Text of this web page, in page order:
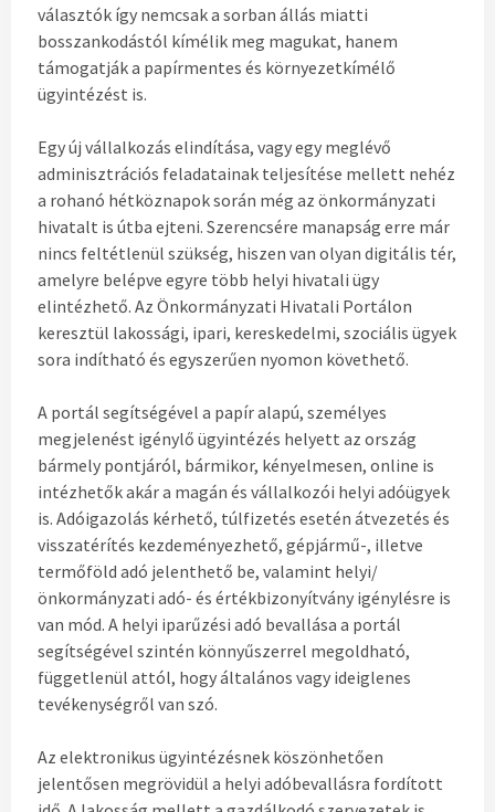
választók így nemcsak a sorban állás miatti
bosszankodástól kímélik meg magukat, hanem
támogatják a papírmentes és környezetkímélő
ügyintézést is.
Egy új vállalkozás elindítása, vagy egy meglévő
adminisztrációs feladatainak teljesítése mellett nehéz
a rohanó hétköznapok során még az önkormányzati
hivatalt is útba ejteni. Szerencsére manapság erre már
nincs feltétlenül szükség, hiszen van olyan digitális tér,
amelyre belépve egyre több helyi hivatali ügy
elintézhető. Az Önkormányzati Hivatali Portálon
keresztül lakossági, ipari, kereskedelmi, szociális ügyek
sora indítható és egyszerűen nyomon követhető.
A portál segítségével a papír alapú, személyes
megjelenést igénylő ügyintézés helyett az ország
bármely pontjáról, bármikor, kényelmesen, online is
intézhetők akár a magán és vállalkozói helyi adóügyek
is. Adóigazolás kérhető, túlfizetés esetén átvezetés és
visszatérítés kezdeményezhető, gépjármű-, illetve
termőföld adó jelenthető be, valamint helyi/
önkormányzati adó- és értékbizonyítvány igénylésre is
van mód. A helyi iparűzési adó bevallása a portál
segítségével szintén könnyűszerrel megoldható,
függetlenül attól, hogy általános vagy ideiglenes
tevékenységről van szó.
Az elektronikus ügyintézésnek köszönhetően
jelentősen megrövidül a helyi adóbevallásra fordított